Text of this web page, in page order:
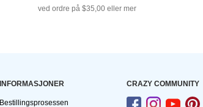
ved ordre på $35,00 eller mer
INFORMASJONER
Bestillingsprosessen
CRAZY COMMUNITY